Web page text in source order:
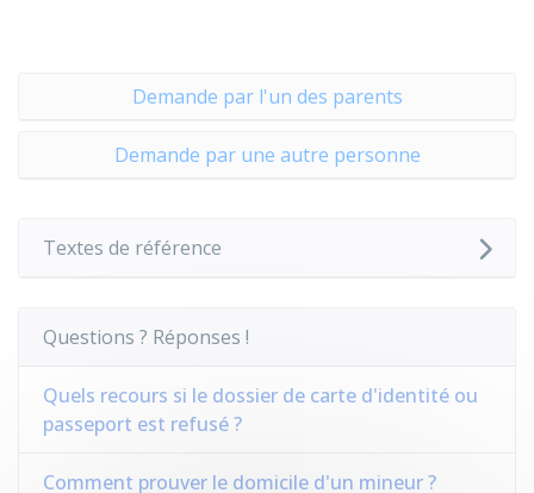
Demande par l'un des parents
Demande par une autre personne
Textes de référence
Questions ? Réponses !
Quels recours si le dossier de carte d'identité ou
passeport est refusé ?
Comment prouver le domicile d'un mineur ?